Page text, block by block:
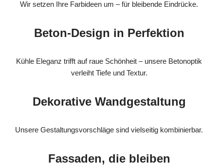
Wir setzen Ihre Farbideen um – für bleibende Eindrücke.
Beton-Design in Perfektion
Kühle Eleganz trifft auf raue Schönheit – unsere Betonoptik
verleiht Tiefe und Textur.
Dekorative Wandgestaltung
Unsere Gestaltungsvorschläge sind vielseitig kombinierbar.
Fassaden, die bleiben